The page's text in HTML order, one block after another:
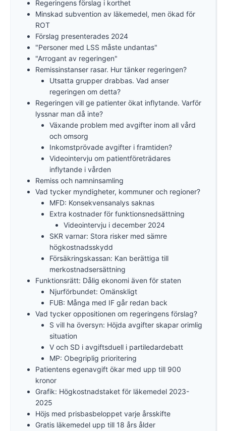
Regeringens förslag i korthet
Minskad subvention av läkemedel, men ökad för
ROT
Förslag presenterades 2024
"Personer med LSS måste undantas"
"Arrogant av regeringen"
Remissinstanser rasar. Hur tänker regeringen?
Utsatta grupper drabbas. Vad anser
regeringen om detta?
Regeringen vill ge patienter ökat inflytande. Varför
lyssnar man då inte?
Växande problem med avgifter inom all vård
och omsorg
Inkomstprövade avgifter i framtiden?
Videointervju om patientföreträdares
inflytande i vården
Remiss och namninsamling
Vad tycker myndigheter, kommuner och regioner?
MFD: Konsekvensanalys saknas
Extra kostnader för funktionsnedsättning
Videointervju i december 2024
SKR varnar: Stora risker med sämre
högkostnadsskydd
Försäkringskassan: Kan berättiga till
merkostnadsersättning
Funktionsrätt: Dålig ekonomi även för staten
Njurförbundet: Omänskligt
FUB: Många med IF går redan back
Vad tycker oppositionen om regeringens förslag?
S vill ha översyn: Höjda avgifter skapar orimlig
situation
V och SD i avgiftsduell i partiledardebatt
MP: Obegriplig prioritering
Patientens egenavgift ökar med upp till 900
kronor
Grafik: Högkostnadstaket för läkemedel 2023-
2025
Höjs med prisbasbeloppet varje årsskifte
Gratis läkemedel upp till 18 års ålder